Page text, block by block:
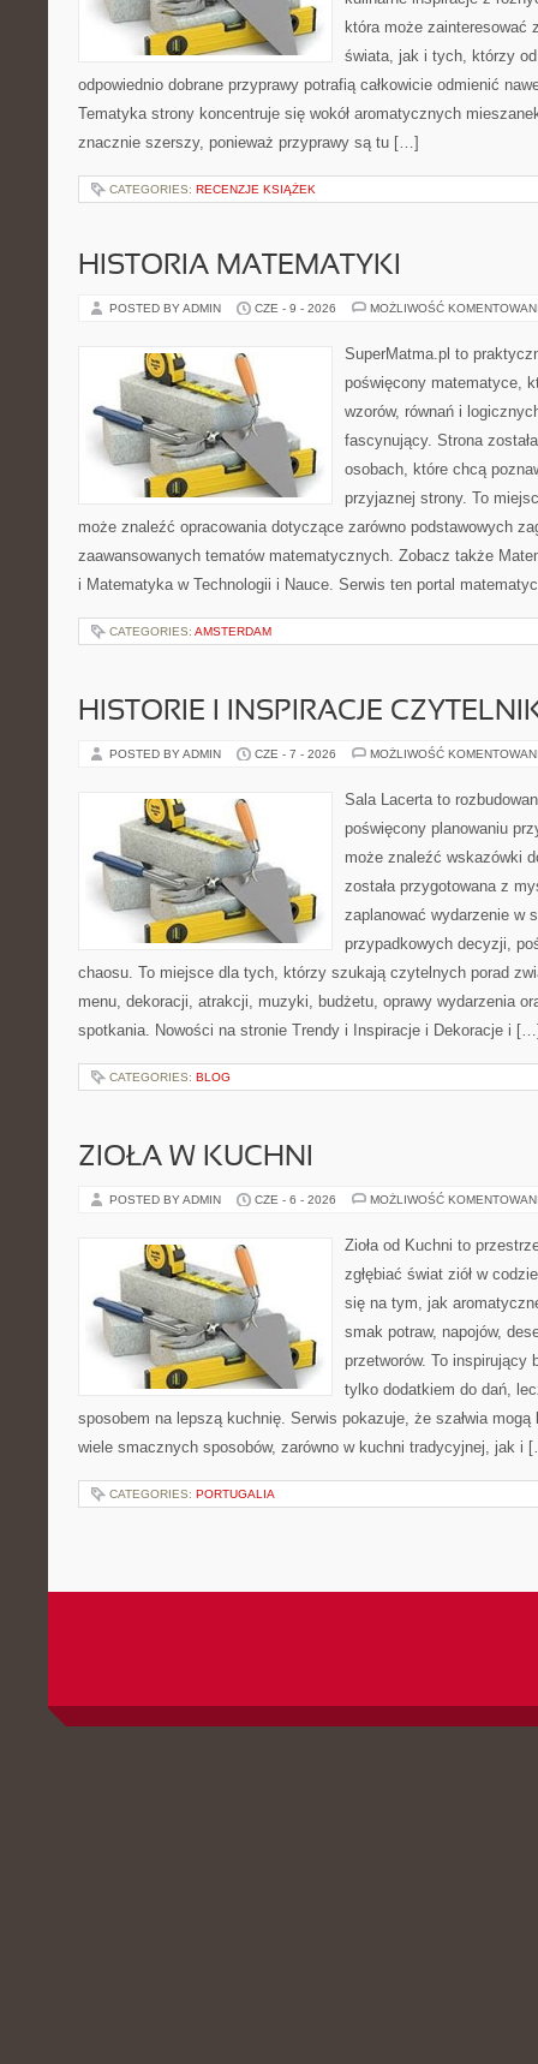
która może zainteresować
świata, jak i tych, którzy
odpowiednio dobrane przyprawy potrafią całkowicie odmienić
Tematyka strony koncentruje się wokół aromatycznych
znacznie szerszy, ponieważ przyprawy są tu […]
CATEGORIES: RECENZJE KSIĄŻEK
HISTORIA MATEMATYKI
POSTED BY ADMIN CZE - 9 - 2026 MOŻLIWOŚĆ
SuperMatma.pl to
poświęcony matematyce,
wzorów, równań i
fascynujący. Strona
osobach, które chcą
przyjaznej strony. To
może znaleźć opracowania dotyczące zarówno podstawowych
zaawansowanych tematów matematycznych. Zobacz także
i Matematyka w Technologii i Nauce. Serwis ten portal
CATEGORIES: AMSTERDAM
HISTORIE I INSPIRACJE
POSTED BY ADMIN CZE - 7 - 2026 MOŻLIWOŚĆ
Sala Lacerta to
poświęcony planowaniu
może znaleźć wskazówki
została przygotowana z
zaplanować wydarzenie w
przypadkowych decyzji,
chaosu. To miejsce dla tych, którzy szukają czytelnych porad
menu, dekoracji, atrakcji, muzyki, budżetu, oprawy wydarzenia
spotkania. Nowości na stronie Trendy i Inspiracje i Dekoracje i
CATEGORIES: BLOG
ZIOŁA W KUCHNI
POSTED BY ADMIN CZE - 6 - 2026 MOŻLIWOŚĆ
Zioła od Kuchni to
zgłębiać świat ziół w
się na tym, jak
smak potraw, napojów,
przetworów. To inspirujący
tylko dodatkiem do dań,
sposobem na lepszą kuchnię. Serwis pokazuje, że szałwia
wiele smacznych sposobów, zarówno w kuchni tradycyjnej, jak i
CATEGORIES: PORTUGALIA